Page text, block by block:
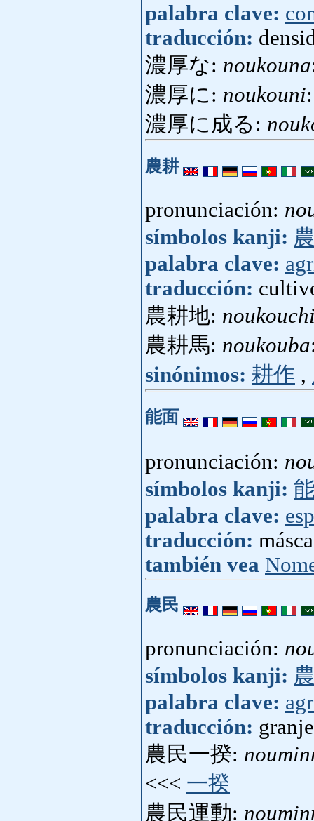
palabra clave:
traducción:
濃厚な: noukouna
濃厚に: noukouni
濃厚に成る:
農耕
pronunciación:
símbolos kanji:
palabra clave:
traducción:
農耕地:
農耕馬: noukouba
sinónimos: 耕作 ,
能面
pronunciación:
símbolos kanji:
palabra clave:
traducción:
también vea
農民
pronunciación:
símbolos kanji:
palabra clave:
traducción:
農民一揆:
<<< 一揆
農民運動: